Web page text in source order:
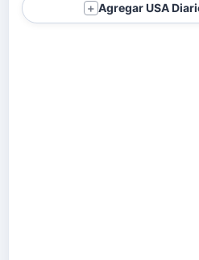
＋ Agregar USA